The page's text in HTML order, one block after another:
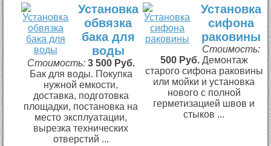
Установка
обвязка
бака для
воды
Стоимость: 3 500 Руб.
Бак для воды. Покупка
нужной емкости,
доставка, подготовка
площадки, постановка на
место эксплуатации,
вырезка технических
отверстий ...
Установка
сифона
раковины
Стоимость:
500 Руб. Демонтаж
старого сифона раковины
или мойки и установка
нового с полной
герметизацией швов и
стыков ...